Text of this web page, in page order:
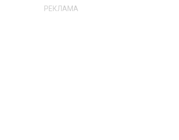
РЕКЛАМА